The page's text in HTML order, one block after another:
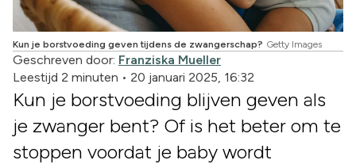
Kun je borstvoeding geven tijdens de zwangerschap? Getty Images
Geschreven door: Franziska Mueller
Leestijd 2 minuten • 20 januari 2025, 16:32
Kun je borstvoeding blijven geven als
je zwanger bent? Of is het beter om te
stoppen voordat je baby wordt